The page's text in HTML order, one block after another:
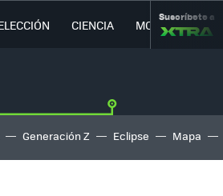
CIENCIA MOVILIDAD
Suscríbete a
Generación Z Eclipse Mapa